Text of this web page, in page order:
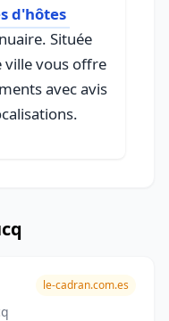
d'hôtes
Située
ville vous offre
avec avis
le-cadran.com.es